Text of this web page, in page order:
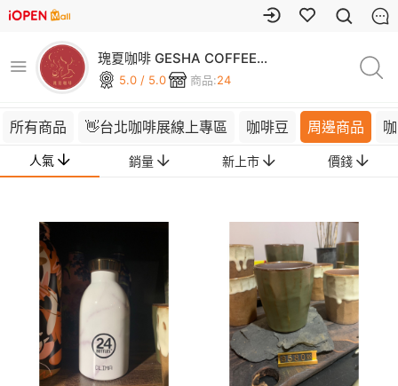
瑰夏咖啡 GESHA COFFEE
ROASTERS
5.0 / 5.0 商品:24
所有商品 👋台北咖啡展線上專區 咖啡豆 周邊商品
人氣 銷量 新上市 價錢